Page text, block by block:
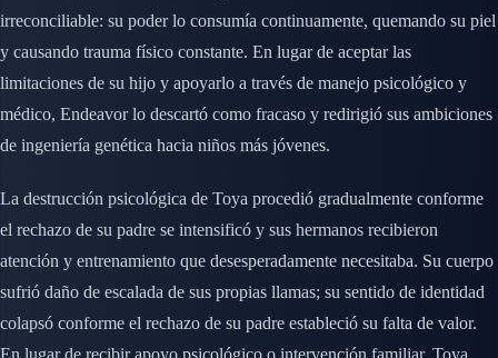
irreconciliable: su poder lo consumía continuamente, quemando su piel
y causando trauma físico constante. En lugar de aceptar las
limitaciones de su hijo y apoyarlo a través de manejo psicológico y
médico, Endeavor lo descartó como fracaso y redirigió sus ambiciones
de ingeniería genética hacia niños más jóvenes.
La destrucción psicológica de Toya procedió gradualmente conforme
el rechazo de su padre se intensificó y sus hermanos recibieron
atención y entrenamiento que desesperadamente necesitaba. Su cuerpo
sufrió daño de escalada de sus propias llamas; su sentido de identidad
colapsó conforme el rechazo de su padre estableció su falta de valor.
En lugar de recibir apoyo psicológico o intervención familiar, Toya